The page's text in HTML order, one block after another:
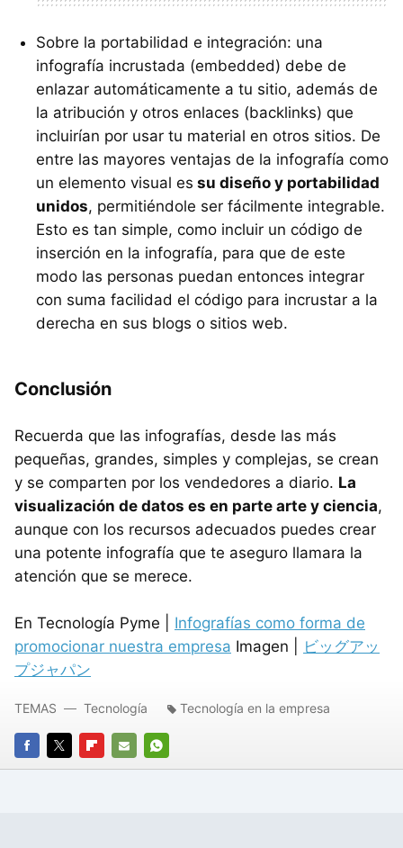
Sobre la portabilidad e integración: una
infografía incrustada (embedded) debe de
enlazar automáticamente a tu sitio, además de
la atribución y otros enlaces (backlinks) que
incluirían por usar tu material en otros sitios. De
entre las mayores ventajas de la infografía como
un elemento visual es su diseño y portabilidad
unidos, permitiéndole ser fácilmente integrable.
Esto es tan simple, como incluir un código de
inserción en la infografía, para que de este
modo las personas puedan entonces integrar
con suma facilidad el código para incrustar a la
derecha en sus blogs o sitios web.
Conclusión
Recuerda que las infografías, desde las más
pequeñas, grandes, simples y complejas, se crean
y se comparten por los vendedores a diario. La
visualización de datos es en parte arte y ciencia,
aunque con los recursos adecuados puedes crear
una potente infografía que te aseguro llamara la
atención que se merece.
En Tecnología Pyme | Infografías como forma de
promocionar nuestra empresa Imagen |
ビッグアッ
プジャパン
FACEBOOK
TWITTERFLIPBOARD
E-
WHATSAPP
TEMAS Tecnología Tecnología en la empresa